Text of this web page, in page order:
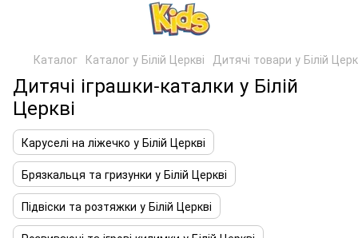
Каталог Каталог у Білій Церкві Дитячі товари у Білій
Дитячі іграшки-каталки у Білій
Церкві
Каруселі на ліжечко у Білій Церкві
Брязкальця та гризунки у Білій Церкві
Підвіски та розтяжки у Білій Церкві